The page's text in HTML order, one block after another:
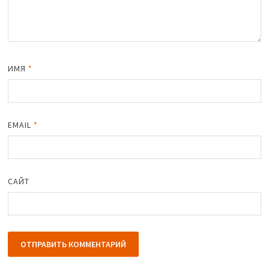
ИМЯ *
EMAIL *
САЙТ